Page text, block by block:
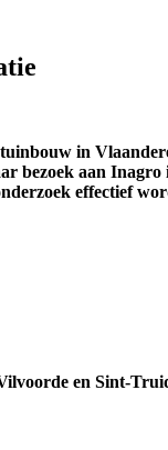
in
bezoek aan
effectief
en Sint-